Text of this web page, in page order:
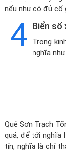
nếu như có đủ cố
4 Biển số
Trong
nghĩa
Quẻ Sơn Trạch
quá, để tới nghĩa
tín, nghĩa là chí